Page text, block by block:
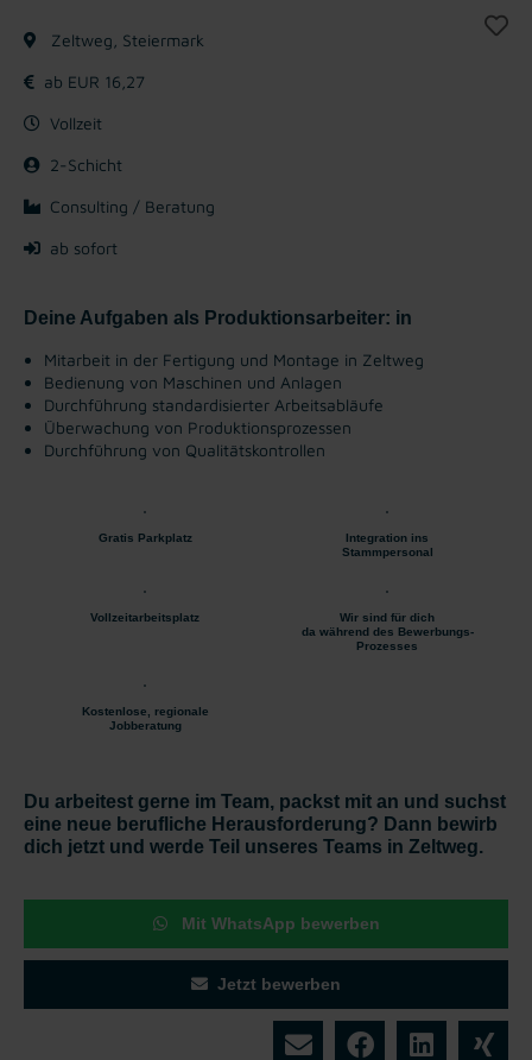
Zeltweg, Steiermark
ab EUR 16,27
Vollzeit
2-Schicht
Consulting / Beratung
ab sofort
Deine Aufgaben als Produktionsarbeiter: in
Mitarbeit in der Fertigung und Montage in Zeltweg
Bedienung von Maschinen und Anlagen
Durchführung standardisierter Arbeitsabläufe
Überwachung von Produktionsprozessen
Durchführung von Qualitätskontrollen
Gratis Parkplatz
Integration ins
Stammpersonal
Vollzeitarbeitsplatz
Wir sind für dich
da während des Bewerbungs-
Prozesses
Kostenlose, regionale
Jobberatung
Du arbeitest gerne im Team, packst mit an und suchst
eine neue berufliche Herausforderung? Dann bewirb
dich jetzt und werde Teil unseres Teams in Zeltweg.
Mit WhatsApp bewerben
Jetzt bewerben